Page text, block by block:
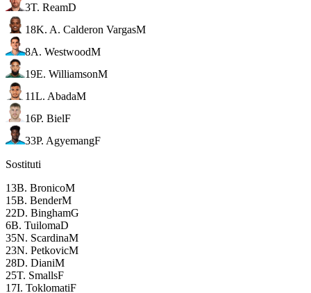
3T. ReamD
18K. A. Calderon VargasM
8A. WestwoodM
19E. WilliamsonM
11L. AbadaM
16P. BielF
33P. AgyemangF
Sostituti
13B. BronicoM
15B. BenderM
22D. BinghamG
6B. TuilomaD
35N. ScardinaM
23N. PetkovicM
28D. DianiM
25T. SmallsF
17I. ToklomatiF